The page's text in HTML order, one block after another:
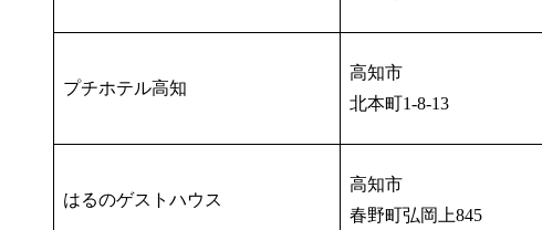
プチホテル高知
高知市
北本町1-8-13
はるのゲストハウス
高知市
春野町弘岡上845